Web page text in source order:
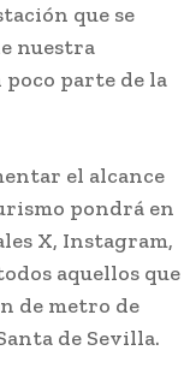
que se
nuestra
parte de la
el alcance
pondrá en
X, Instagram,
aquellos que
de metro de
de Sevilla.